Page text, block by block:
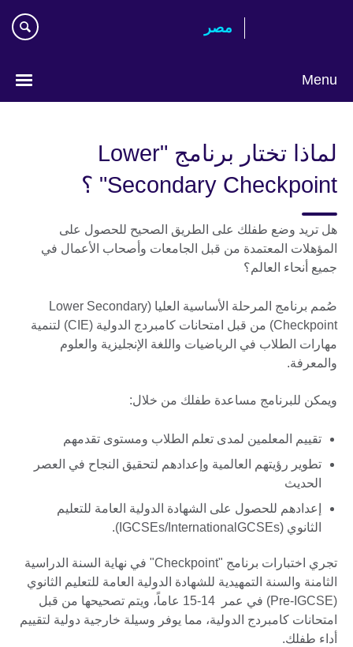
مصر‎
Menu
لماذا تختار برنامج "Lower
Secondary Checkpoint" ؟
هل تريد وضع طفلك على الطريق الصحيح للحصول على
المؤهلات المعتمدة من قبل الجامعات وأصحاب الأعمال في
جميع أنحاء العالم؟
صُمم برنامج المرحلة الأساسية العليا (Lower Secondary
Checkpoint) من قبل امتحانات كامبردج الدولية (CIE) لتنمية
مهارات الطلاب في الرياضيات واللغة الإنجليزية والعلوم
والمعرفة.
ويمكن للبرنامج مساعدة طفلك من خلال:
تقييم المعلمين لمدى تعلم الطلاب ومستوى تقدمهم
تطوير رؤيتهم العالمية وإعدادهم لتحقيق النجاح في العصر
الحديث
إعدادهم للحصول على الشهادة الدولية العامة للتعليم
الثانوي (IGCSEs/InternationalGCSEs).
تجري اختبارات برنامج "Checkpoint" في نهاية السنة الدراسية
الثامنة والسنة التمهيدية للشهادة الدولية العامة للتعليم الثانوي
(Pre-IGCSE) في عمر 14-15 عاماً، ويتم تصحيحها من قبل
امتحانات كامبردج الدولية، مما يوفر وسيلة خارجية دولية لتقييم
أداء طفلك.